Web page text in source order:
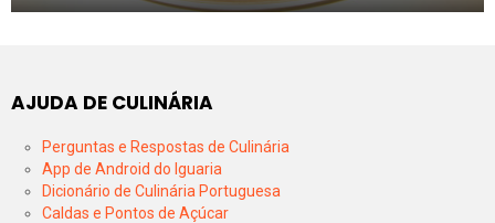
AJUDA DE CULINÁRIA
Perguntas e Respostas de Culinária
App de Android do Iguaria
Dicionário de Culinária Portuguesa
Caldas e Pontos de Açúcar